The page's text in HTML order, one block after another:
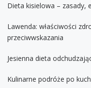
Dieta kisielowa – zasady,
Lawenda: właściwości
przeciwwskazania
Jesienna dieta
Kulinarne podróże po